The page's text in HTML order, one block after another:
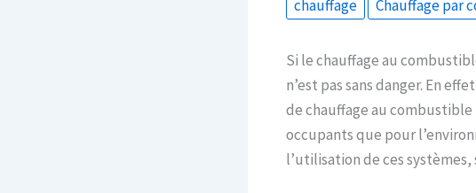
chauffage Chauffage par
Si le chauffage au
n’est pas sans danger. En
de chauffage au
occupants que pour
l’utilisation de ces